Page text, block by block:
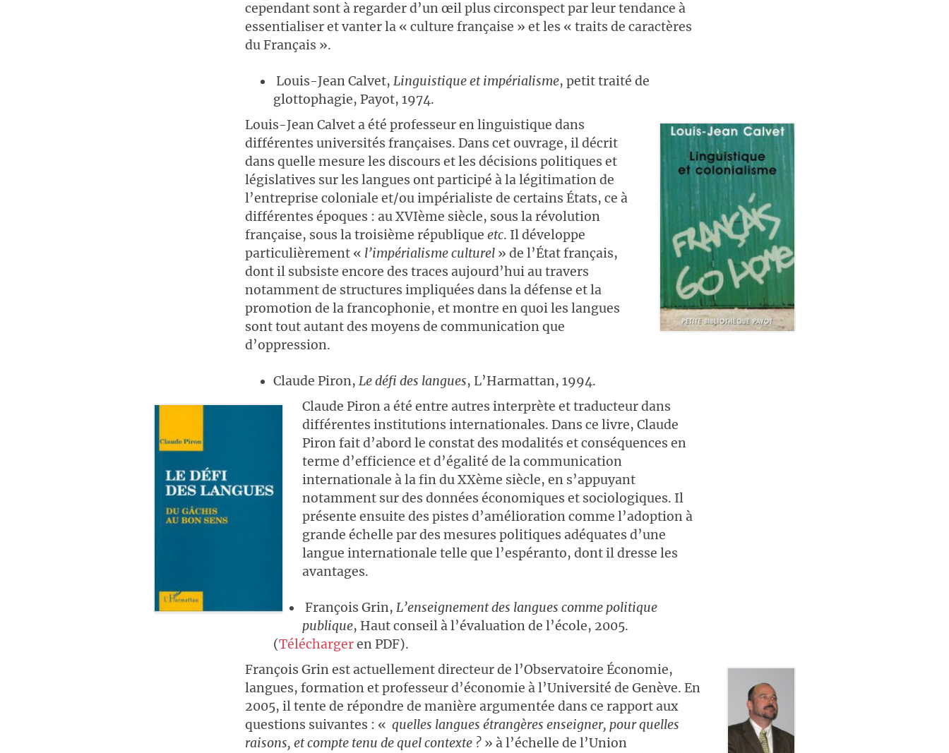
cependant sont à regarder d’un œil plus circonspect par leur tendance à
essentialiser et vanter la « culture française » et les « traits de caractères
du Français ».
Louis-Jean Calvet, Linguistique et impérialisme, petit traité de
glottophagie, Payot, 1974.
Louis-Jean Calvet a été professeur en linguistique dans
différentes universités françaises. Dans cet ouvrage, il décrit
dans quelle mesure les discours et les décisions politiques et
législatives sur les langues ont participé à la légitimation de
l’entreprise coloniale et/ou impérialiste de certains États, ce à
différentes époques : au XVIème siècle, sous la révolution
française, sous la troisième république etc. Il développe
particulièrement « l’impérialisme culturel » de l’État français,
dont il subsiste encore des traces aujourd’hui au travers
notamment de structures impliquées dans la défense et la
promotion de la francophonie, et montre en quoi les langues
sont tout autant des moyens de communication que
d’oppression.
Claude Piron, Le défi des langues, L’Harmattan, 1994.
Claude Piron a été entre autres interprète et traducteur dans
différentes institutions internationales. Dans ce livre, Claude
Piron fait d’abord le constat des modalités et conséquences en
terme d’efficience et d’égalité de la communication
internationale à la fin du XXème siècle, en s’appuyant
notamment sur des données économiques et sociologiques. Il
présente ensuite des pistes d’amélioration comme l’adoption à
grande échelle par des mesures politiques adéquates d’une
langue internationale telle que l’espéranto, dont il dresse les
avantages.
François Grin,L’enseignement des langues comme politique
publique, Haut conseil à l’évaluation de l’école, 2005.
(Téléchargeren PDF).
François Grin est actuellement directeur de l’Observatoire Économie,
langues, formation et professeur d’économie à l’Université de Genève. En
2005, il tente de répondre de manière argumentée dans ce rapport aux
questions suivantes : « quelles langues étrangères enseigner, pour quelles
raisons, et compte tenu de quel contexte ? » à l’échelle de l’Union